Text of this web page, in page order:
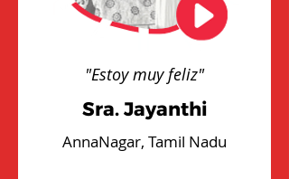
"Estoy muy feliz"
Sra. Jayanthi
AnnaNagar, Tamil Nadu